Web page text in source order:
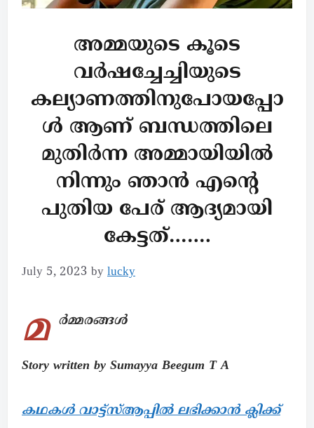
അമ്മയുടെ കൂടെ
വർഷച്ചേച്ചിയുടെ
കല്യാണത്തിനുപോയപ്പോ
ൾ ആണ് ബന്ധത്തിലെ
മുതിർന്ന അമ്മായിയിൽ
നിന്നും ഞാൻ എന്റെ
പുതിയ പേര് ആദ്യമായി
കേട്ടത്…….
July 5, 2023 by lucky
മ ർമ്മരങ്ങൾ
Story written by Sumayya Beegum T A
കഥകൾ വാട്ട്സ്ആപ്പിൽ ലഭിക്കാൻ ക്ലിക്ക്